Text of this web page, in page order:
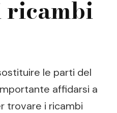
ricambi
le parti del
affidarsi a
trovare i ricambi